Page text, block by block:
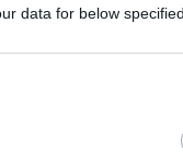
data for below